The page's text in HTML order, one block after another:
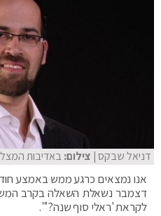
דניאל שבקס| צילום: באדיבות
אנו נמצאים כרגע ממש באמצע
דצמבר נשאלת השאלה בקרב
לקראת 'ראלי סוף שנה?'".